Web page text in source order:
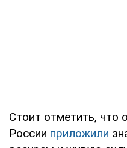
Стоит отметить, что
России приложили